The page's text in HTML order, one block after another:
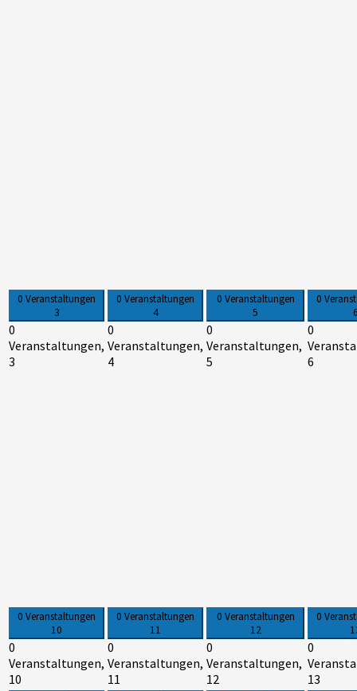
0 Veranstaltungen
3
0
Veranstaltungen,
3
0 Veranstaltungen
4
0
Veranstaltungen,
4
0 Veranstaltungen
5
0
Veranstaltungen,
5
0
0
6
0 Veranstaltungen
10
0
Veranstaltungen,
10
0 Veranstaltungen
11
0
Veranstaltungen,
11
0 Veranstaltungen
12
0
Veranstaltungen,
12
0
0
13